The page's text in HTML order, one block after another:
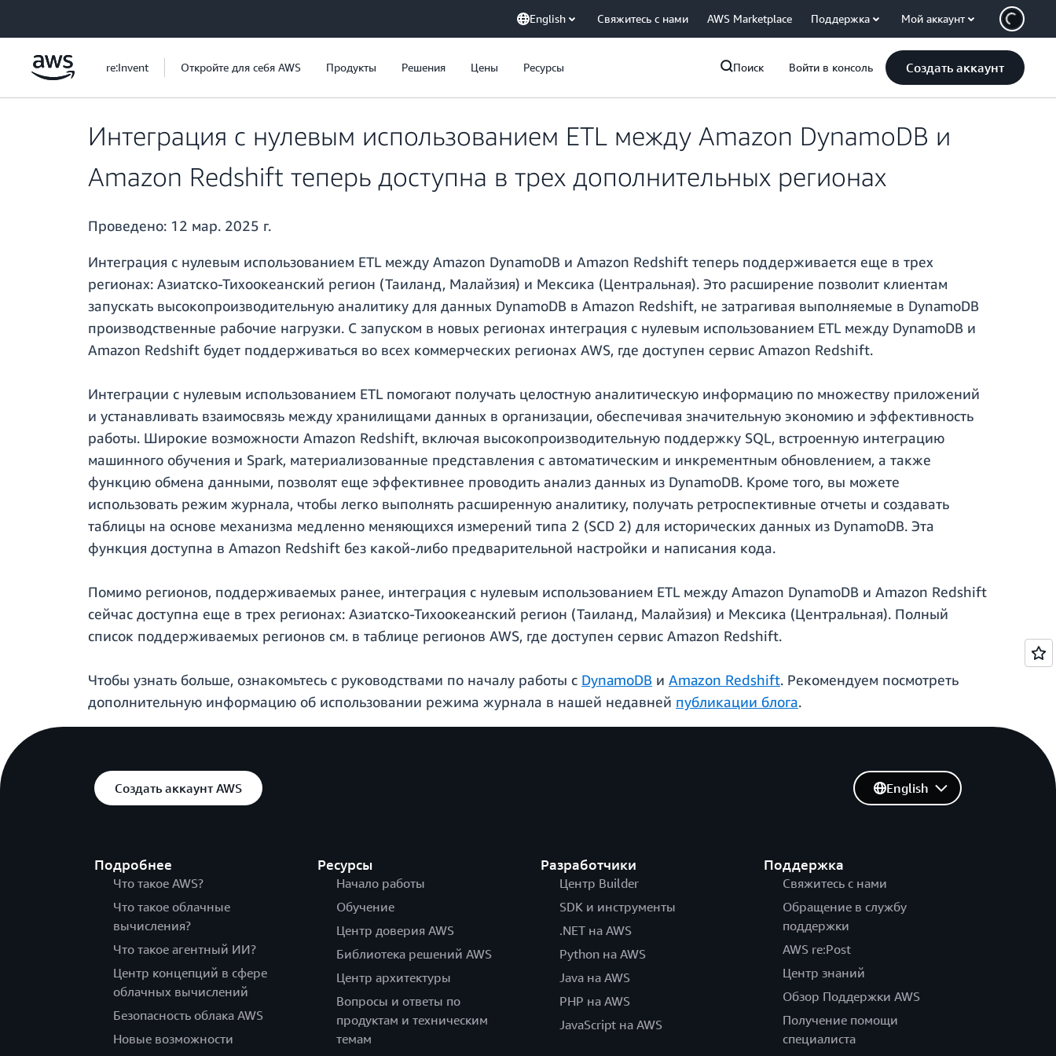
English Свяжитесь с нами AWS Marketplace Поддержка Мой аккаунт
re:Invent Откройте для себя AWS Продукты Решения Цены Ресурсы Поиск Войти в консоль Создать аккаунт
Интеграция с нулевым использованием ETL между Amazon DynamoDB и
Amazon Redshift теперь доступна в трех дополнительных регионах
Проведено: 12 мар. 2025 г.
Интеграция с нулевым использованием ETL между Amazon DynamoDB и Amazon Redshift теперь поддерживается еще в трех
регионах: Азиатско-Тихоокеанский регион (Таиланд, Малайзия) и Мексика (Центральная). Это расширение позволит клиентам
запускать высокопроизводительную аналитику для данных DynamoDB в Amazon Redshift, не затрагивая выполняемые в DynamoDB
производственные рабочие нагрузки. С запуском в новых регионах интеграция с нулевым использованием ETL между DynamoDB и
Amazon Redshift будет поддерживаться во всех коммерческих регионах AWS, где доступен сервис Amazon Redshift.
Интеграции с нулевым использованием ETL помогают получать целостную аналитическую информацию по множеству приложений
и устанавливать взаимосвязь между хранилищами данных в организации, обеспечивая значительную экономию и эффективность
работы. Широкие возможности Amazon Redshift, включая высокопроизводительную поддержку SQL, встроенную интеграцию
машинного обучения и Spark, материализованные представления с автоматическим и инкрементным обновлением, а также
функцию обмена данными, позволят еще эффективнее проводить анализ данных из DynamoDB. Кроме того, вы можете
использовать режим журнала, чтобы легко выполнять расширенную аналитику, получать ретроспективные отчеты и создавать
таблицы на основе механизма медленно меняющихся измерений типа 2 (SCD 2) для исторических данных из DynamoDB. Эта
функция доступна в Amazon Redshift без какой-либо предварительной настройки и написания кода.
Помимо регионов, поддерживаемых ранее, интеграция с нулевым использованием ETL между Amazon DynamoDB и Amazon Redshift
сейчас доступна еще в трех регионах: Азиатско-Тихоокеанский регион (Таиланд, Малайзия) и Мексика (Центральная). Полный
список поддерживаемых регионов см. в таблице регионов AWS, где доступен сервис Amazon Redshift.
Чтобы узнать больше, ознакомьтесь с руководствами по началу работы с DynamoDB и Amazon Redshift. Рекомендуем посмотреть
дополнительную информацию об использовании режима журнала в нашей недавней публикации блога.
Создать аккаунт AWS
Подробнее
Что такое AWS?
Что такое облачные
вычисления?
Что такое агентный ИИ?
Центр концепций в сфере
облачных вычислений
Безопасность облака AWS
Новые возможности
Ресурсы
Начало работы
Обучение
Центр доверия AWS
Библиотека решений AWS
Центр архитектуры
Вопросы и ответы по
продуктам и техническим
темам
Разработчики
Центр Builder
SDK и инструменты
.NET на AWS
Python на AWS
Java на AWS
PHP на AWS
JavaScript на AWS
Поддержка
Свяжитесь с нами
Обращение в службу
поддержки
AWS re:Post
Центр знаний
Обзор Поддержки AWS
Получение помощи
специалиста
English